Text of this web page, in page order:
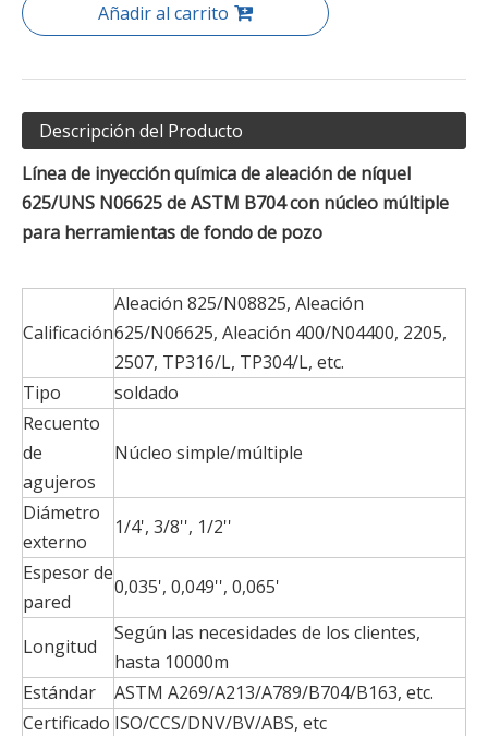
Añadir al carrito
Descripción del Producto
Línea de inyección química de aleación de níquel
625/UNS N06625 de ASTM B704 con núcleo múltiple
para herramientas de fondo de pozo
Calificación
Aleación 825/N08825, Aleación
625/N06625, Aleación 400/N04400, 2205,
2507, TP316/L, TP304/L, etc.
Tipo
soldado
Recuento
de
agujeros
Núcleo simple/múltiple
Diámetro
externo
1/4', 3/8'', 1/2''
Espesor de
pared
0,035', 0,049'', 0,065'
Longitud
Según las necesidades de los clientes,
hasta 10000m
Estándar
ASTM A269/A213/A789/B704/B163, etc.
Certificado ISO/CCS/DNV/BV/ABS, etc